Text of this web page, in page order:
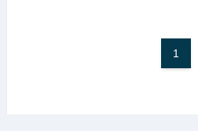
1